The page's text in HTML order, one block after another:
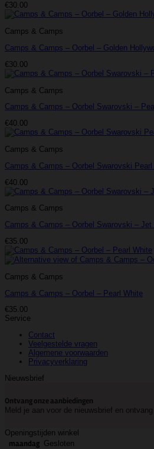
€30.00
Camps & Camps
Camps & Camps – Oorbel – Golden
€30.00
Camps & Camps
Camps & Camps – Oorbel Swarovski –
€40.00
Camps & Camps
Camps & Camps – Oorbel Swarovski
€40.00
Camps & Camps
Camps & Camps – Oorbel Swarovski – Jet
€35.00
Camps & Camps
Camps & Camps – Oorbel – Pearl White
€35.00
Service
Contact
Veelgestelde vragen
Algemene voorwaarden
Privacyverklaring
Nieuwsbrief
Ontvang onze aanbiedingen
Meld je aan voor de nieuwsbrief en
Openingstijden winkel
maandag Gesloten